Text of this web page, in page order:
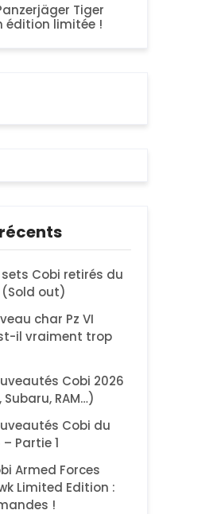
Tiger
édition limitée !
Cobi retirés du
out)
char Pz VI
il vraiment trop
Cobi 2026
RAM…)
Cobi du
Partie 1
Armed Forces
Limited Edition :
!